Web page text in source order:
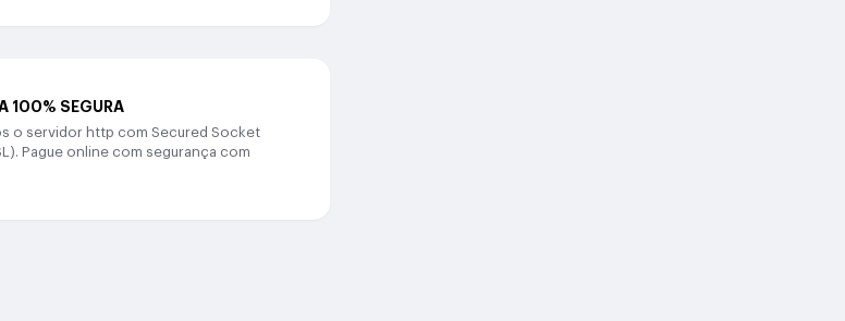
100% SEGURA
o servidor http com Secured Socket
Pague online com segurança com